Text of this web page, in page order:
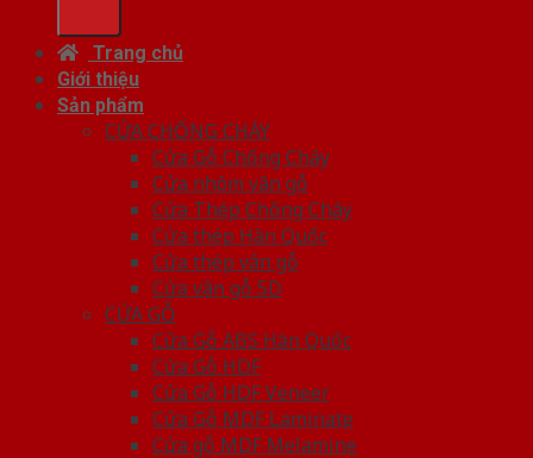
Trang chủ
Giới thiệu
Sản phẩm
CỬA CHỐNG CHÁY
Cửa Gỗ Chống Cháy
Cửa nhôm vân gỗ
Cửa Thép Chống Cháy
Cửa thép Hàn Quốc
Cửa thép vân gỗ
Cửa vân gỗ 5D
CỬA GỖ
Cửa Gỗ ABS Hàn Quốc
Cửa Gỗ HDF
Cửa Gỗ HDF Veneer
Cửa Gỗ MDF Laminate
Cửa gỗ MDF Melamine